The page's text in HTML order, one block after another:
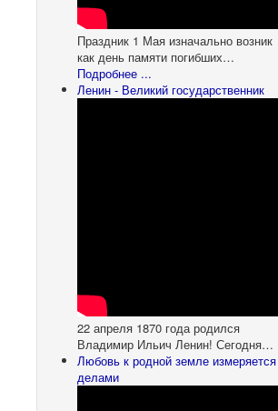
Праздник 1 Мая изначально возник
как день памяти погибших…
Подробнее ...
Ленин - Великий государственник
22 апреля 1870 года родился
Владимир Ильич Ленин! Сегодня…
Любовь к родной земле измеряется
делами